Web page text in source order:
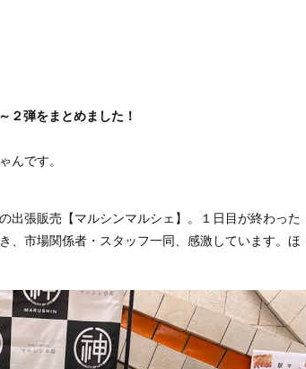
２弾をまとめました！
んです。
出張販売【マルシンマルシェ】。１日目が終わった
、市場関係者・スタッフ一同、感激しています。ほ